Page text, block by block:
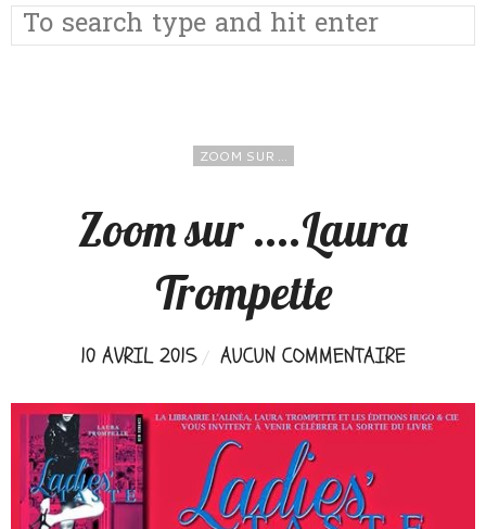
ZOOM SUR ...
Zoom sur ....Laura
Trompette
10 AVRIL 2015 AUCUN COMMENTAIRE